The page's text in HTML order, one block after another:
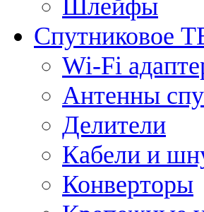
Шлейфы
Спутниковое
Wi-Fi
Антенны
Делители
Кабели и
Конверторы